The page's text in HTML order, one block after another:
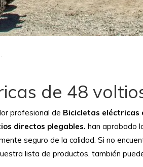
de 48
profesional de Bicicletas eléctricas
directos plegables. han aprobado
seguro de la calidad. Si no
lista de productos, también